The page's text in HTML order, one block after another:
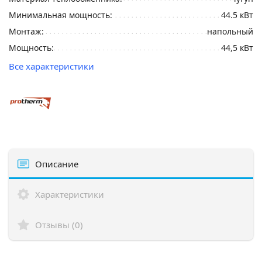
Минимальная мощность:
44.5 кВт
Монтаж:
напольный
Мощность:
44,5 кВт
Все характеристики
Описание
Характеристики
Отзывы (0)